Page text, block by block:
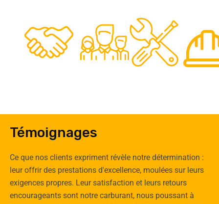
48
0
50
Experts
Témoignages
Ce que nos clients expriment révèle notre détermination :
leur offrir des prestations d'excellence, moulées sur leurs
exigences propres. Leur satisfaction et leurs retours
encourageants sont notre carburant, nous poussant à